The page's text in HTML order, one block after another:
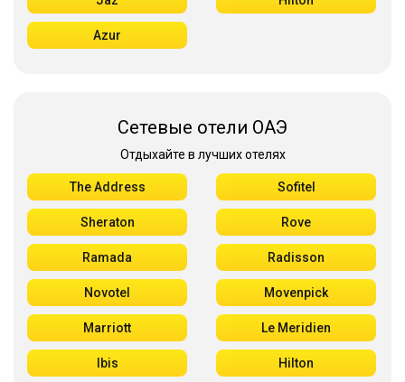
Azur
Сетевые отели ОАЭ
Отдыхайте в лучших отелях
The Address Sofitel
Sheraton Rove
Ramada Radisson
Novotel Movenpick
Marriott Le Meridien
Ibis Hilton